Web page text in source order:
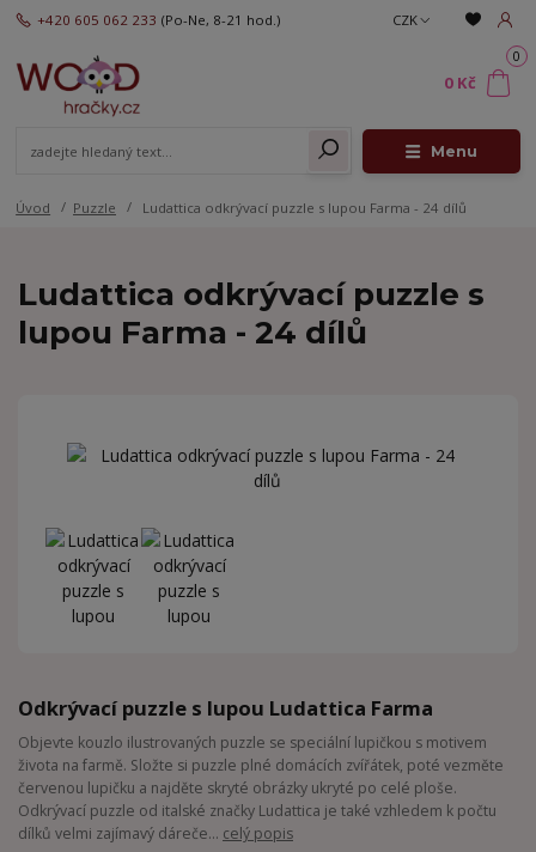
Menu
CZK
+420 605 062 233 (Po-Ne, 8-21 hod.)
0
0 Kč
Úvod Puzzle Ludattica odkrývací puzzle s lupou Farma - 24 dílů
Ludattica odkrývací puzzle s
lupou Farma - 24 dílů
Odkrývací puzzle s lupou Ludattica Farma
Objevte kouzlo ilustrovaných puzzle se speciální lupičkou s motivem
života na farmě. Složte si puzzle plné domácích zvířátek, poté vezměte
červenou lupičku a najděte skryté obrázky ukryté po celé ploše.
Odkrývací puzzle od italské značky Ludattica je také vzhledem k počtu
dílků velmi zajímavý dáreče... celý popis